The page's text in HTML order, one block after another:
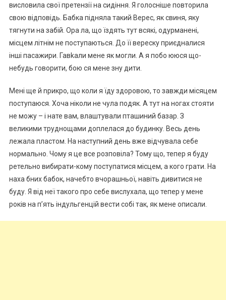
висловила свої претензії на сидіння. Я голосніше повторила
свою відповідь. Бабка підняла такий Верес, як свиня, яку
тягнути на забій. Ора ла, що їздять тут всякі, одурманені,
місцем літнім не поступаються. До її вереску приєдналися
інші пасажири. Гавkали мене як могли. А я побо ююся що-
небудь говорити, бою ся мене зну дити.
Мені ще й nрикро, що коли я їду здоровою, то завжди місяцем
поступаюся. Хоча ніколи не чула подяк. А тут на ногах стояти
не можу – і нате вам, влаштували пташиний базар. З
великими труднощами доплелася до будинку. Весь день
лежала пластом. На наступний день вже відчувала себе
нормально. Чому я це все розповіла? Тому що, тепер я буду
ретельно вибирати-кому поступатися місцем, а кого грати. На
наха бних бабок, начебто вчорашньої, навіть дивитися не
буду. Я від неї такого про себе вислухала, що тепер у мене
років на п’ять індульгенцій вести собі так, як мене описали.